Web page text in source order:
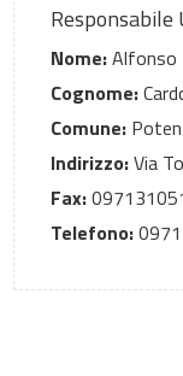
Responsabile
Nome:Alfonso
Cognome:
Comune:
Indirizzo:Via
Fax:
Telefono: